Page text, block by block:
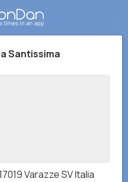
Santissima
Varazze SV Italia